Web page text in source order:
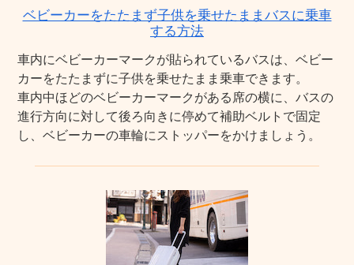
ベビーカーをたたまず子供を乗せたままバスに乗車
する方法
車内にベビーカーマークが貼られているバスは、ベビー
カーをたたまずに子供を乗せたまま乗車できます。
車内中ほどのベビーカーマークがある席の横に、バスの
進行方向に対して後ろ向きに停めて補助ベルトで固定
し、ベビーカーの車輪にストッパーをかけましょう。